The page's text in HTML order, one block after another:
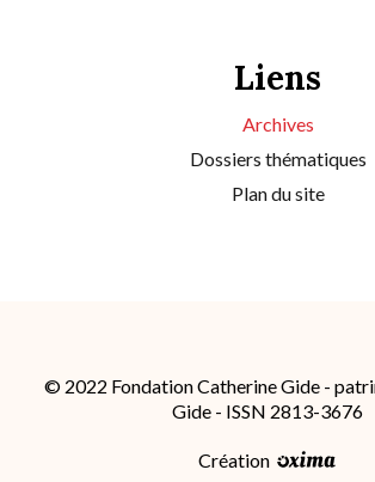
Liens
Archives
Dossiers thématiques
Plan du site
© 2022 Fondation Catherine Gide -
Gide - ISSN 2813-3676
Création